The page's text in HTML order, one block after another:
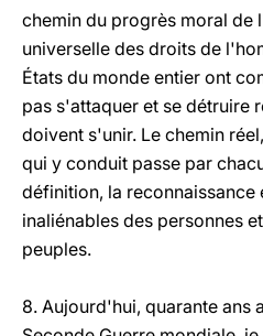
chemin du progrès moral de
universelle des droits de
États du monde entier ont
pas s'attaquer et se détruire
doivent s'unir. Le chemin
qui y conduit passe par
définition, la reconnaissance
inaliénables des personnes
peuples.
8. Aujourd'hui, quarante ans